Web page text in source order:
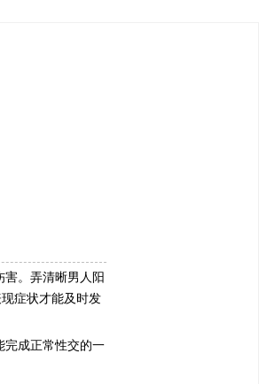
害。弄清晰男人阳
症状才能及时发
完成正常性交的一